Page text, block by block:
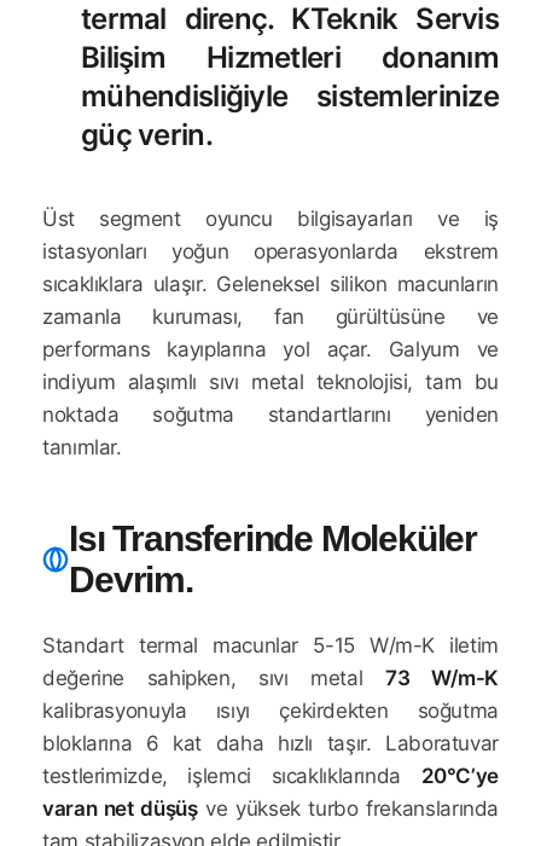
termal direnç. KTeknik Servis
Bilişim Hizmetleri donanım
mühendisliğiyle sistemlerinize
güç verin.
Üst segment oyuncu bilgisayarları ve iş
istasyonları yoğun operasyonlarda ekstrem
sıcaklıklara ulaşır. Geleneksel silikon macunların
zamanla kuruması, fan gürültüsüne ve
performans kayıplarına yol açar. Galyum ve
indiyum alaşımlı sıvı metal teknolojisi, tam bu
noktada soğutma standartlarını yeniden
tanımlar.
Isı Transferinde Moleküler
Devrim.
Standart termal macunlar 5-15 W/m-K iletim
değerine sahipken, sıvı metal 73 W/m-K
kalibrasyonuyla ısıyı çekirdekten soğutma
bloklarına 6 kat daha hızlı taşır. Laboratuvar
testlerimizde, işlemci sıcaklıklarında 20°C’ye
varan net düşüşve yüksek turbo frekanslarında